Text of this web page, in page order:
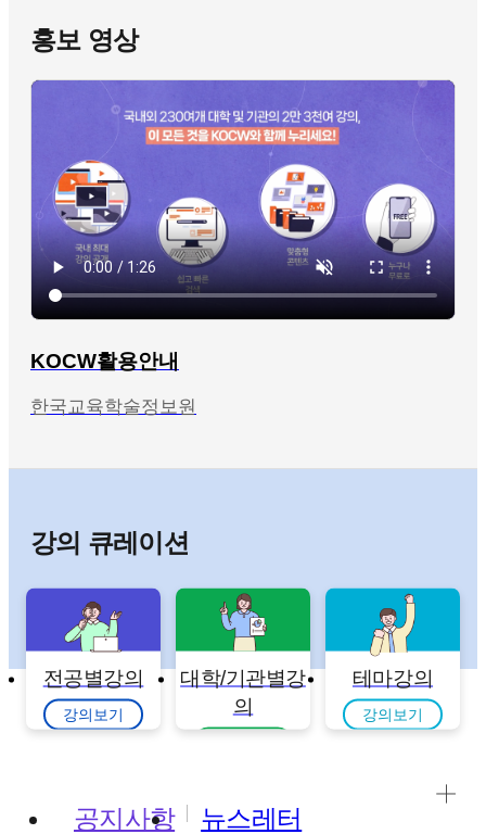
홍보 영상
KOCW활용안내
한국교육학술정보원
강의 큐레이션
전공별강의
강의보기
대학/기관별강
의
테마강의
강의보기
공지사항 뉴스레터